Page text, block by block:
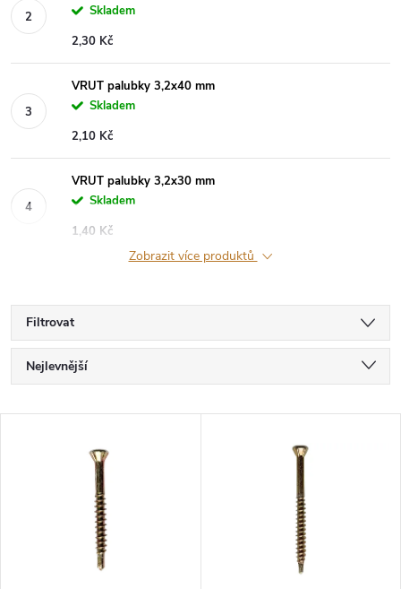
Skladem
2,30 Kč
VRUT palubky 3,2x40 mm
Skladem
2,10 Kč
VRUT palubky 3,2x30 mm
Skladem
1,40 Kč
Zobrazit více produktů
Filtrovat
Ř
a
Nejlevnější